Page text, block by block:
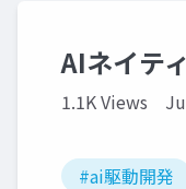
AIネイテ
1.1K Views
#ai駆動開発